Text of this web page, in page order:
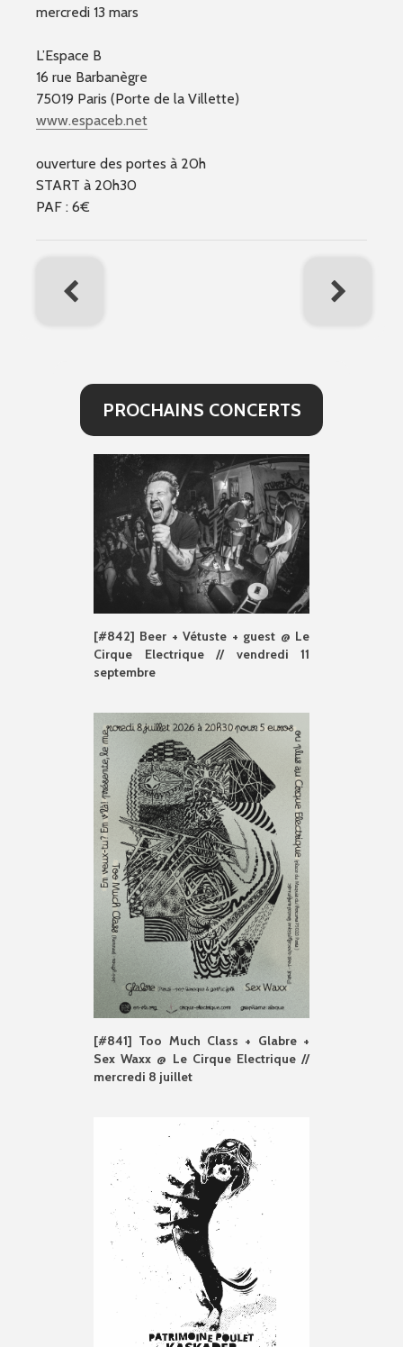
mercredi 13 mars
L’Espace B
16 rue Barbanègre
75019 Paris (Porte de la Villette)
www.espaceb.net
ouverture des portes à 20h
START à 20h30
PAF : 6€
PROCHAINS CONCERTS
[#842] Beer + Vétuste + guest @ Le
Cirque Electrique // vendredi 11
septembre
[#841] Too Much Class + Glabre +
Sex Waxx @ Le Cirque Electrique //
mercredi 8 juillet